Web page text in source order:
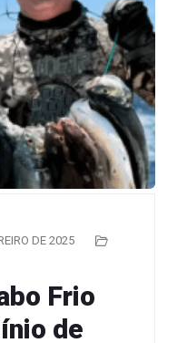
DE 2025
Frio
de